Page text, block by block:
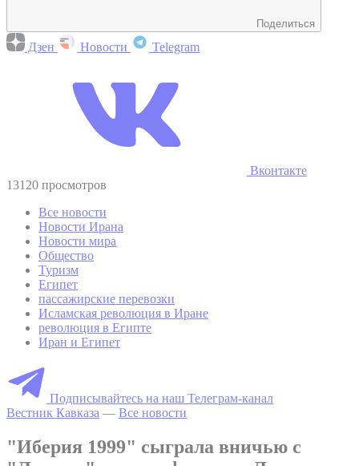
Поделиться
Дзен Новости Telegram
Вконтакте
13120 просмотров
Все новости
Новости Ирана
Новости мира
Общество
Туризм
Египет
пассажирские перевозки
Исламская революция в Иране
революция в Египте
Иран и Египет
Подписывайтесь на наш Телеграм-канал
Вестник Кавказа — Все новости
"Иберия 1999" сыграла вничью с